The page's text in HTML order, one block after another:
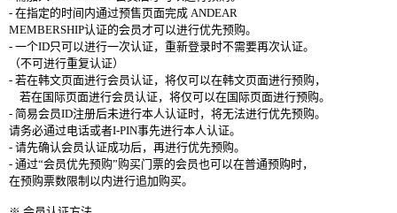
- 在指定的时间内通过预售页面完成 ANDEAR
MEMBERSHIP认证的会员才可以进行优先预购。
- 一个ID只可以进行一次认证，重新登录时不需要再次认证。
（不可进行重复认证）
- 若在韩文页面进行会员认证， 将仅可以在韩文页面进行预购，
若在国际页面进行会员认证， 将仅可以在国际页面进行预购。
- 简易会员ID注册后未进行本人认证时， 将无法进行优先预购。
请务必通过电话或者I-PIN事先进行本人认证。
- 请先确认会员认证成功后，再进行优先预购。
- 通过“会员优先预购”购买门票的会员也可以在普通预购时，
在预购票数限制以 内进行追加购买。